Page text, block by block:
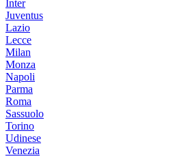
Inter
Juventus
Lazio
Lecce
Milan
Monza
Napoli
Parma
Roma
Sassuolo
Torino
Udinese
Venezia